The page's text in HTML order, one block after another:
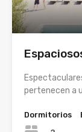
pertenecen a
Dormitorios